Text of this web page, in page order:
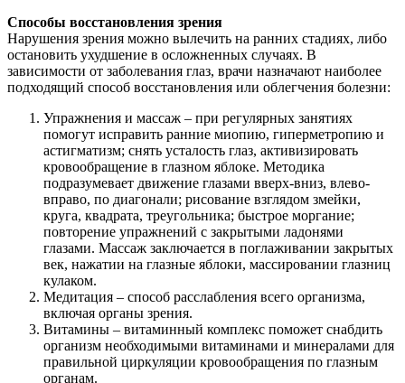
Способы восстановления зрения
Нарушения зрения можно вылечить на ранних стадиях, либо
остановить ухудшение в осложненных случаях. В
зависимости от заболевания глаз, врачи назначают наиболее
подходящий способ восстановления или облегчения болезни:
Упражнения и массаж – при регулярных занятиях
помогут исправить ранние миопию, гиперметропию и
астигматизм; снять усталость глаз, активизировать
кровообращение в глазном яблоке. Методика
подразумевает движение глазами вверх-вниз, влево-
вправо, по диагонали; рисование взглядом змейки,
круга, квадрата, треугольника; быстрое моргание;
повторение упражнений с закрытыми ладонями
глазами. Массаж заключается в поглаживании закрытых
век, нажатии на глазные яблоки, массировании глазниц
кулаком.
Медитация – способ расслабления всего организма,
включая органы зрения.
Витамины – витаминный комплекс поможет снабдить
организм необходимыми витаминами и минералами для
правильной циркуляции кровообращения по глазным
органам.